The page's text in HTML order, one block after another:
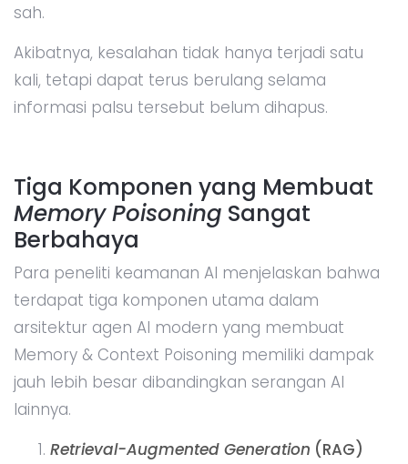
sah.
Akibatnya, kesalahan tidak hanya terjadi satu
kali, tetapi dapat terus berulang selama
informasi palsu tersebut belum dihapus.
Tiga Komponen yang Membuat
Memory Poisoning Sangat
Berbahaya
Para peneliti keamanan AI menjelaskan bahwa
terdapat tiga komponen utama dalam
arsitektur agen AI modern yang membuat
Memory & Context Poisoning memiliki dampak
jauh lebih besar dibandingkan serangan AI
lainnya.
Retrieval-Augmented Generation (RAG)